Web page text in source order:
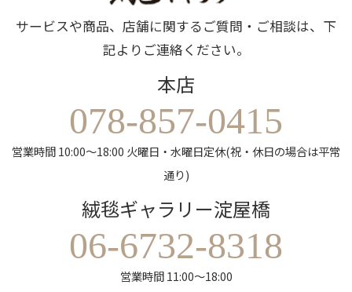
サービスや商品、店舗に関するご質問・ご相談は、下
記よりご連絡ください。
本店
078-857-0415
営業時間 10:00～18:00 火曜日・水曜日定休(祝・休日の場合は平常
通り)
絨毯ギャラリー淀屋橋
06-6732-8318
営業時間 11:00～18:00